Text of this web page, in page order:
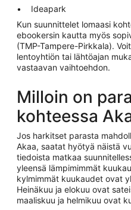
Ideapark
Kun suunnittelet lomaasi
ebookersin kautta myös
(TMP-Tampere-Pirkkala).
lentoyhtiön tai lähtöajan
vastaavan vaihtoehdon.
Milloin on
kohteessa
Jos harkitset parasta
Akaa, saatat hyötyä näistä
tiedoista matkaa
yleensä lämpimimmät
kylmimmät kuukaudet ovat
Heinäkuu ja elokuu ovat
maaliskuu ja helmikuu ovat